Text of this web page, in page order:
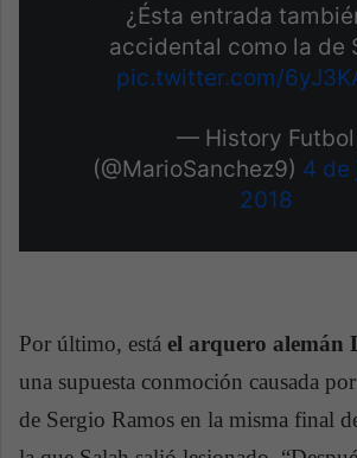
¿Ésta entrada
accidental como la de
pic.twitter.com/
— History Futbol
(@MarioSanchez9) 4 de
2018
Por último, está el arquero alemán
una supuesta conmoción causada
de Sergio Ramos en la misma final